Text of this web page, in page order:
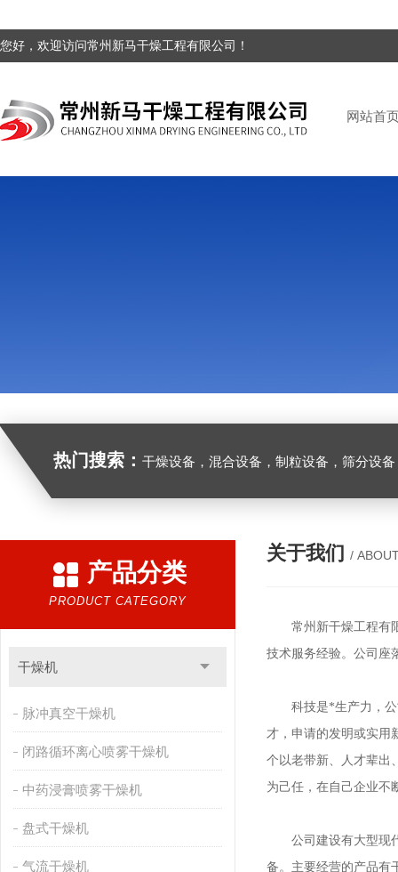
您好，欢迎访问常州新马干燥工程有限公司！
网站首
热门搜索： 干燥设备，混合设备，制粒设备，筛分设
产品分类
PRODUCT CATEGORY
干燥机
脉冲真空干燥机
闭路循环离心喷雾干燥机
中药浸膏喷雾干燥机
盘式干燥机
气流干燥机
关于我们 /
常州新干燥工程有限
技术服务经验。公司
科技是*生产力，公司
才，申请的发明或实用
个以老带新、人才辈出
为己任，在自己企业不
公司建设有大型现代
备。主要经营的产品有